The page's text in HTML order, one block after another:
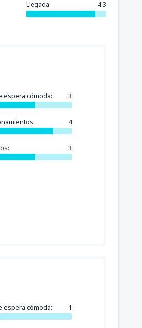
Llegada: 4.3
espera cómoda: 3
4
3
espera cómoda: 1